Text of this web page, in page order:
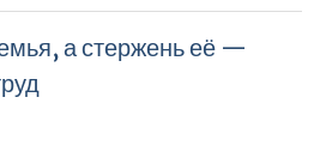
а стержень её —